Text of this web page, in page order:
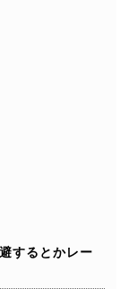
するとかレー